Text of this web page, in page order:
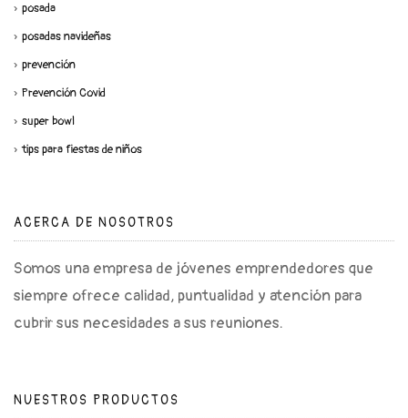
posada
posadas navideñas
prevención
Prevención Covid
super bowl
tips para fiestas de niños
ACERCA DE NOSOTROS
Somos una empresa de jóvenes emprendedores que
siempre ofrece calidad, puntualidad y atención para
cubrir sus necesidades a sus reuniones.
NUESTROS PRODUCTOS